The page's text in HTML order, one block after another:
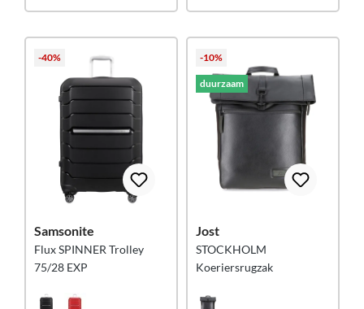
-40%
Samsonite
Flux SPINNER Trolley
75/28 EXP
-10%
duurzaam
Jost
STOCKHOLM
Koeriersrugzak